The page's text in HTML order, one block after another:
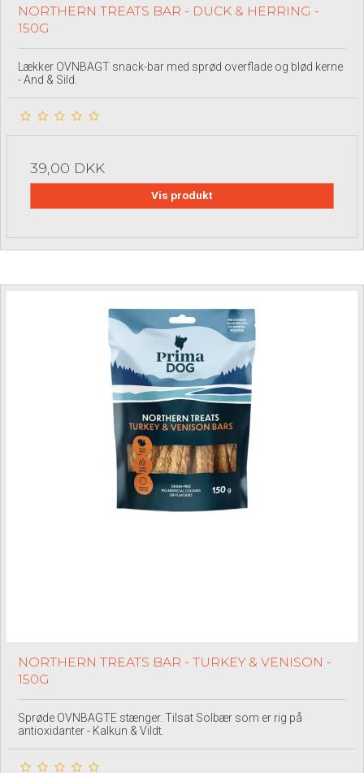
NORTHERN TREATS BAR - DUCK & HERRING -
150G
Lækker OVNBAGT snack-bar med sprød overflade og blød kerne
- And & Sild.
39,00 DKK
Vis produkt
NORTHERN TREATS BAR - TURKEY & VENISON -
150G
Sprøde OVNBAGTE stænger. Tilsat Solbær som er rig på
antioxidanter - Kalkun & Vildt.